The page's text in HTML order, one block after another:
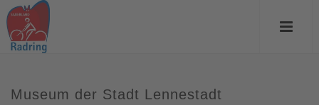
Museum der Stadt Lennestadt